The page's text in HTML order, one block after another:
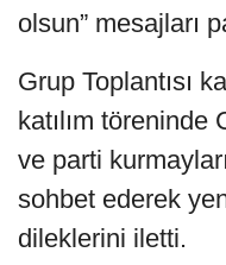
olsun” mesajları
Grup Toplantısı
katılım töreninde
ve parti
sohbet ederek
dileklerini iletti.